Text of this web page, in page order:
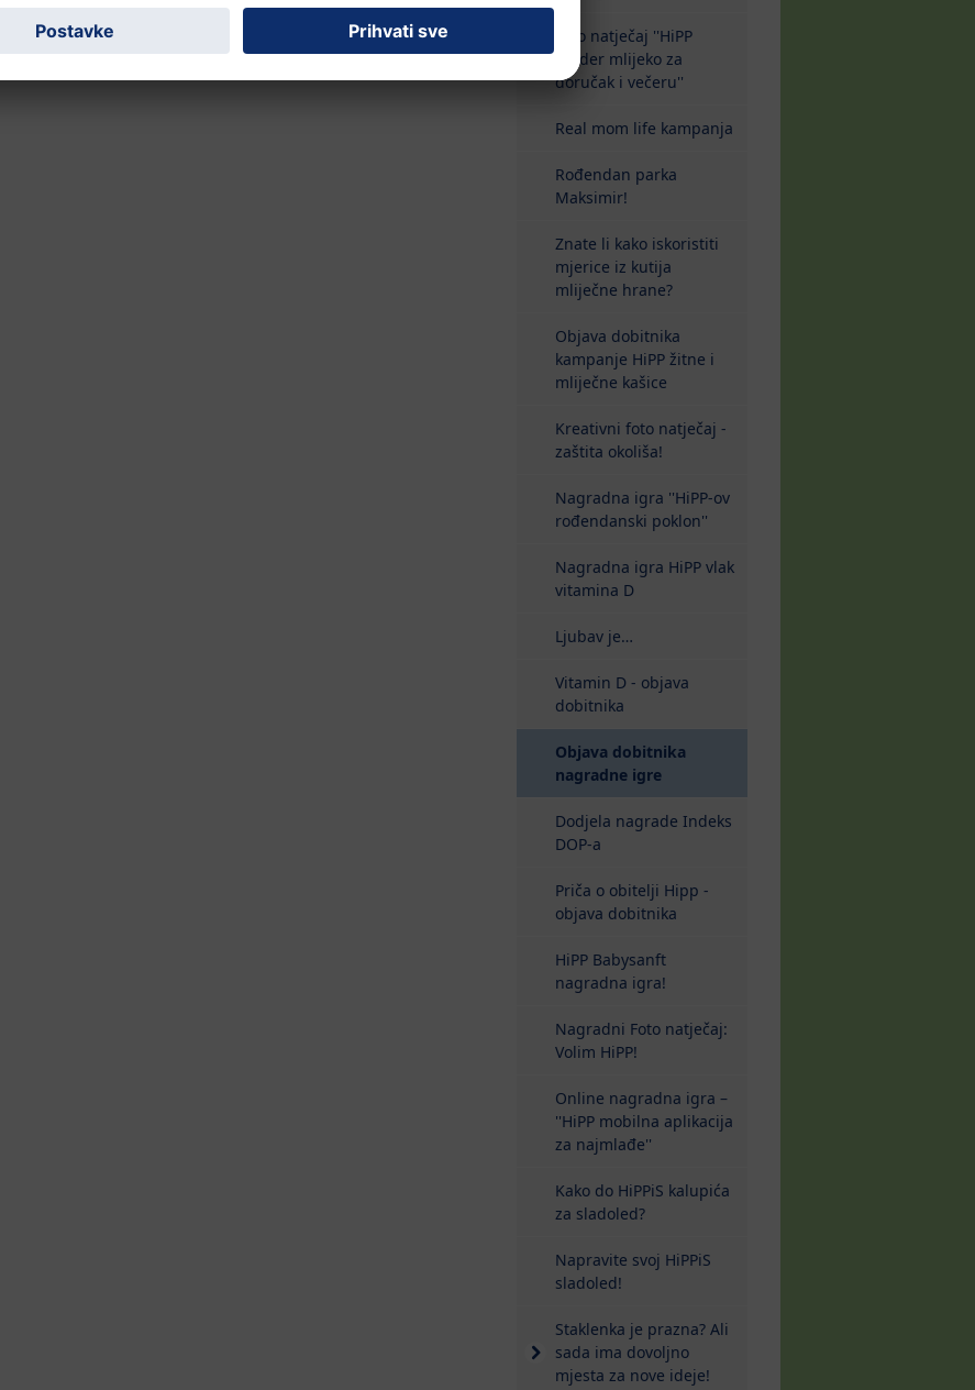
Foto natječaj ''HiPP
Kinder mlijeko za
doručak i večeru''
Real mom life kampanja
Rođendan parka
Maksimir!
Znate li kako iskoristiti
mjerice iz kutija
mliječne hrane?
Objava dobitnika
kampanje HiPP žitne i
mliječne kašice
Kreativni foto natječaj -
zaštita okoliša!
Nagradna igra ''HiPP-ov
rođendanski poklon''
Nagradna igra HiPP vlak
vitamina D
Ljubav je…
Vitamin D - objava
dobitnika
Objava dobitnika
nagradne igre(current)
Dodjela nagrade Indeks
DOP-a
Priča o obitelji Hipp -
objava dobitnika
HiPP Babysanft
nagradna igra!
Nagradni Foto natječaj:
Volim HiPP!
Online nagradna igra –
''HiPP mobilna aplikacija
za najmlađe''
Kako do HiPPiS kalupića
za sladoled?
Napravite svoj HiPPiS
sladoled!
Staklenka je prazna? Ali
sada ima dovoljno
mjesta za nove ideje!